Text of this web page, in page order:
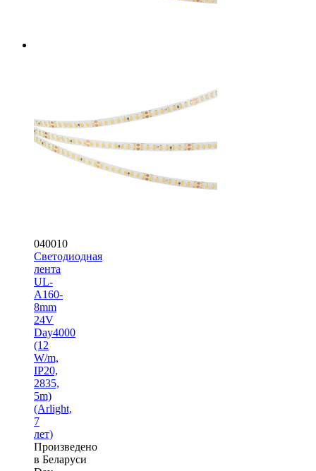
040010
Светодиодная
лента
UL-
A160-
8mm
24V
Day4000
(12
W/m,
IP20,
2835,
5m)
(Arlight,
7
лет)
Произведено
в Беларуси